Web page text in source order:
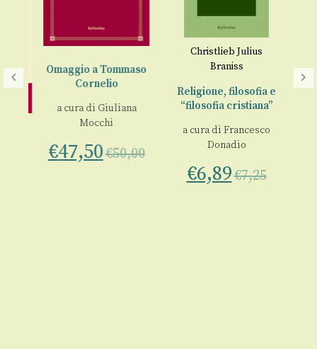
Omaggio a Tommaso
Cornelio
a cura diGiuliana
Mocchi
€47,50€50,00
Christlieb Julius
Braniss
Religione, filosofia e
“filosofia cristiana”
a cura di Francesco
Donadio
€6,89€7,25